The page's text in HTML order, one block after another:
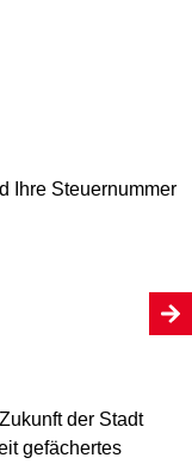
Ihre Steuernummer
der Stadt
gefächertes